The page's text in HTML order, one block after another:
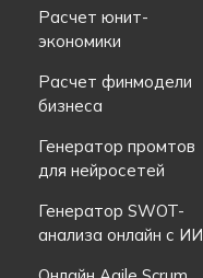
Расчет юнит-
экономики
Расчет финмодели
бизнеса
Генератор промтов
для нейросетей
Генератор SWOT-
анализа онлайн с ИИ